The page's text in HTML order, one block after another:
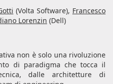
(Volta Software), Francesco
Lorenzin (Dell)
non è solo una rivoluzione
di paradigma che tocca il
dalle architetture di